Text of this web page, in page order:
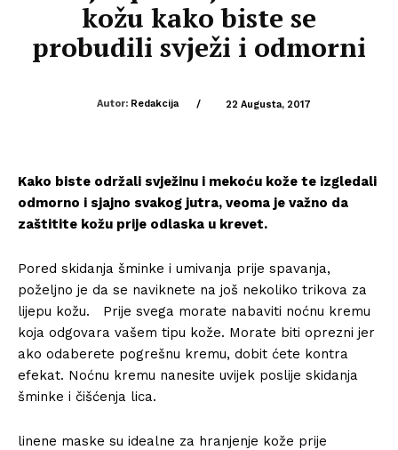
kožu kako biste se
probudili svježi i odmorni
Autor: Redakcija / 22 Augusta, 2017
Kako biste održali svježinu i mekoću kože te izgledali
odmorno i sjajno svakog jutra, veoma je važno da
zaštitite kožu prije odlaska u krevet.
Pored skidanja šminke i umivanja prije spavanja,
poželjno je da se naviknete na još nekoliko trikova za
lijepu kožu. Prije svega morate nabaviti noćnu kremu
koja odgovara vašem tipu kože. Morate biti oprezni jer
ako odaberete pogrešnu kremu, dobit ćete kontra
efekat. Noćnu kremu nanesite uvijek poslije skidanja
šminke i čišćenja lica.
linene maske su idealne za hranjenje kože prije